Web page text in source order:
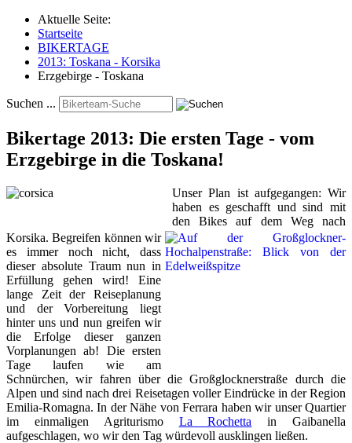
Aktuelle Seite:
Startseite
BIKERTAGE
2013: Toskana - Korsika
Erzgebirge - Toskana
Suchen ...
Bikertage 2013: Die ersten Tage - vom
Erzgebirge in die Toskana!
Unser Plan ist aufgegangen: Wir
haben es geschafft und sind mit
den Bikes auf dem Weg nach
Korsika. Begreifen können wir
es immer noch nicht, dass
dieser absolute Traum nun in
Erfüllung gehen wird! Eine
lange Zeit der Reiseplanung
und der Vorbereitung liegt
hinter uns und nun greifen wir
die Erfolge dieser ganzen
Vorplanungen ab! Die ersten
Tage laufen wie am
Schnürchen, wir fahren über die Großglocknerstraße durch die
Alpen und sind nach drei Reisetagen voller Eindrücke in der Region
Emilia-Romagna. In der Nähe von Ferrara haben wir unser Quartier
im einmaligen Agriturismo La Rochetta in Gaibanella
aufgeschlagen, wo wir den Tag würdevoll ausklingen ließen.